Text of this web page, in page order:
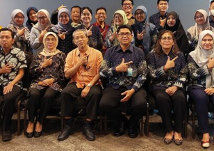
Meeting Survei
Masyarakat terhadap
Tahun 2024 Oleh Jasa
PT Multi Utama
Research News